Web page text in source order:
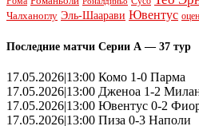
Чалханоглу Эль-Шаарави Ювентус
Последние матчи Серии А — 37 тур
17.05.2026|13:00 Комо 1-0 Парма
17.05.2026|13:00 Дженоа 1-2
17.05.2026|13:00 Ювентус 0-2
17.05.2026|13:00 Пиза 0-3 Наполи